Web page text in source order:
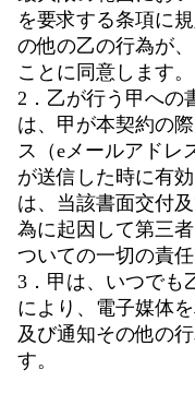
を要求する条項に
の他の乙の行為が
ことに同意します。
2．乙が行う甲への
は、甲が本契約の
ス（eメールアドレ
が送信した時に有
は、当該書面交付
為に起因して第三
ついての一切の責
3．甲は、いつでも
により、電子媒体
及び通知その他の
す。